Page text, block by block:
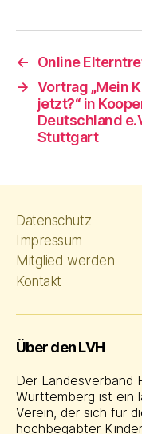
←
Online
→ Vortrag „Mein
jetzt?“ in
Deutschland
Stuttgart
Datenschutz
Impressum
Mitglied werden
Kontakt
Über den LVH
Der Landesverband
Württemberg ist ein
Verein, der sich für
hochbegabter